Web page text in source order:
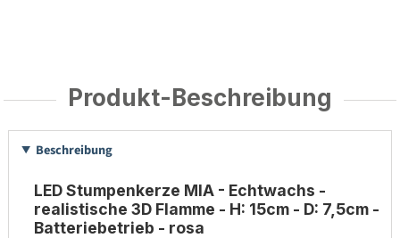
Produkt-Beschreibung
Beschreibung
LED Stumpenkerze MIA - Echtwachs -
realistische 3D Flamme - H: 15cm - D: 7,5cm -
Batteriebetrieb - rosa